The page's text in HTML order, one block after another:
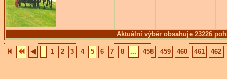
Aktuální výběr obsahuje 23226
1 2 3 4 5 6 7 8 ... 458 459 460 461 462